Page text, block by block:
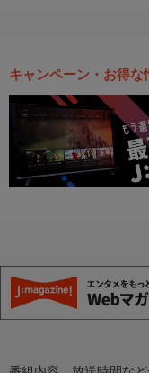
キャンペーン・お得な